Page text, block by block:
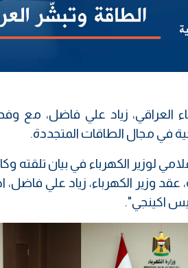
في مجال الطاقات المتجددة.
لوزير الكهرباء في بيان تلقته
وزير الكهرباء، زياد علي فاضل،
اكينجي".